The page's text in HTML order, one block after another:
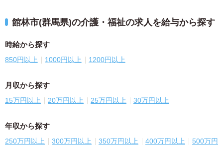
館林市(群馬県)の介護・福祉の求人を給与から探す
時給から探す
850円以上 1000円以上 1200円以上
月収から探す
15万円以上 20万円以上 25万円以上 30万円以上
年収から探す
250万円以上 300万円以上 350万円以上 400万円以上
500万円